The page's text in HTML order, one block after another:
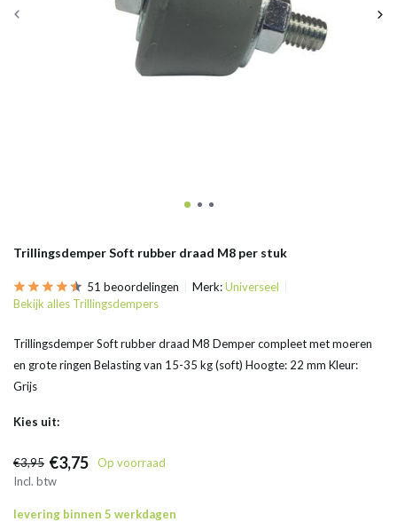
Trillingsdemper Soft rubber draad M8 per stuk
51 beoordelingen Merk:Universeel
Bekijk alles Trillingsdempers
Trillingsdemper Soft rubber draad M8 Demper compleet met moeren
en grote ringen Belasting van 15-35 kg (soft) Hoogte: 22 mm Kleur:
Grijs
Kies uit:
€3,95 €3,75
Op voorraad
Incl. btw
levering binnen 5 werkdagen